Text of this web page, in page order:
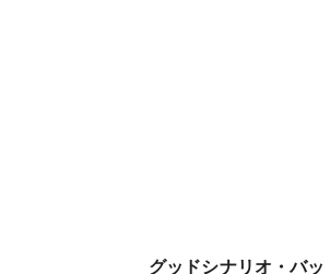
グッドシナリオ・バ